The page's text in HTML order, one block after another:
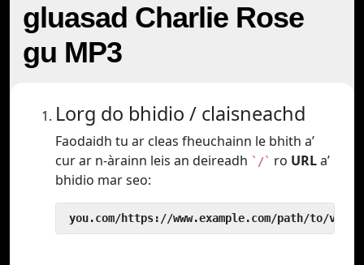
gluasad Charlie Rose
gu MP3
Lorg do bhidio / claisneachd
Faodaidh tu ar cleas fheuchainn le bhith a’
cur ar n-àrainn leis an deireadh `/` ro URLa’
bhidio mar seo:
you.com/https://www.example.com/path/to/video